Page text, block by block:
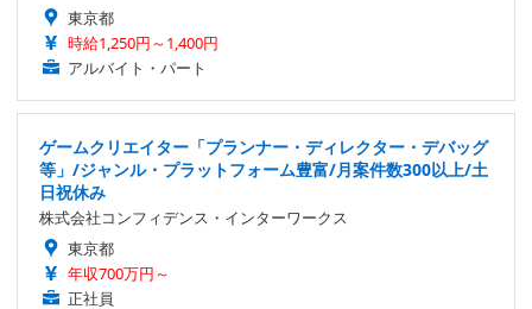
東京都
時給1,250円～1,400円
アルバイト・パート
ゲームクリエイター「プランナー・ディレクター・デバッグ
等」/ジャンル・プラットフォーム豊富/月案件数300以上/土
日祝休み
株式会社コンフィデンス・インターワークス
東京都
年収700万円～
正社員